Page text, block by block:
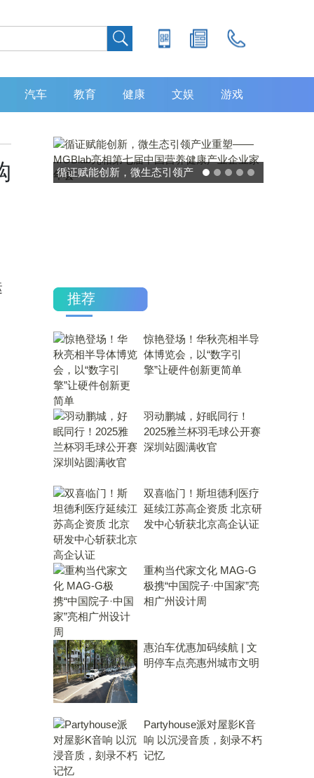
汽车 教育 健康 文娱 游戏
灵敏度超 80% 特异性 99%！
推荐
惊艳登场！华秋亮相半导
体博览会，以“数字引
擎”让硬件创新更简单
羽动鹏城，好眠同行！
2025雅兰杯羽毛球公开赛
深圳站圆满收官
双喜临门！斯坦德利医疗
延续江苏高企资质 北京研
发中心斩获北京高企认证
重构当代家文化 MAG-G
极携“中国院子·中国家”亮
相广州设计周
惠泊车优惠加码续航 | 文
明停车点亮惠州城市文明
Partyhouse派对屋影K音
响 以沉浸音质，刻录不朽
记忆